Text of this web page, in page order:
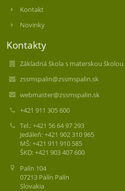
Kontakt
Novinky
Kontakty
Základná škola s materskou
zssmspalin@zssmspalin.sk
webmaster@zssmspalin.sk
+421 911 305 600
Tel.: +421 56 64 97 293
Jedáleň: +421 902 310 965
MŠ: +421 911 910 585
ŠKD: +421 903 407 600
Palín 104
07213 Palín Palín
Slovakia